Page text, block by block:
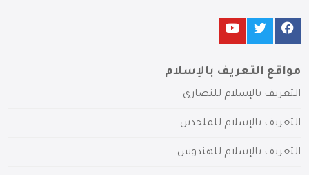
مواقع التعريف بالإسلام
التعريف بالإسلام للنصارى
التعريف بالإسلام للملحدين
التعريف بالإسلام للهندوس